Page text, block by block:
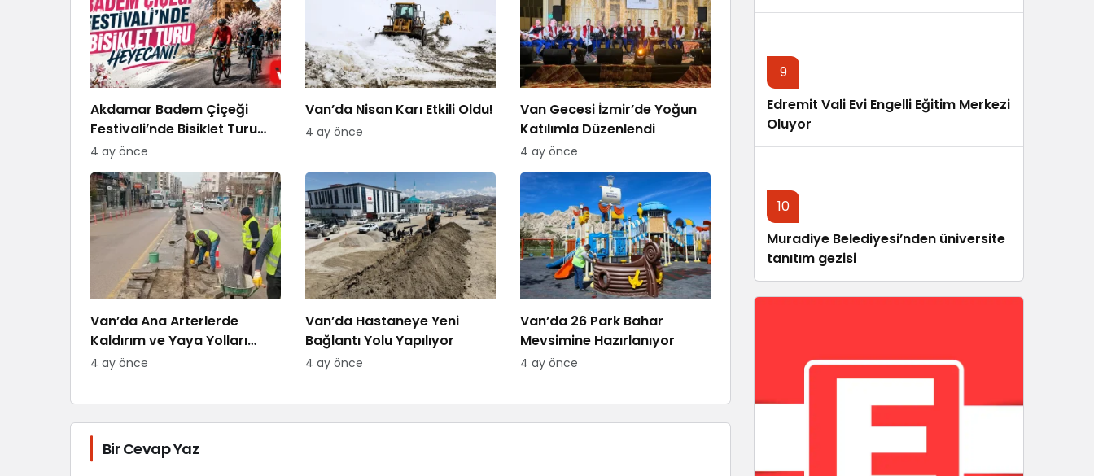
Akdamar Badem Çiçeği
Festivali’nde Bisiklet Turu
Heyecanı
4 ay önce
Van’da Nisan Karı Etkili Oldu!
4 ay önce
Van Gecesi İzmir’de Yoğun
Katılımla Düzenlendi
4 ay önce
Van’da Ana Arterlerde
Kaldırım ve Yaya Yolları
Yenileniyor
4 ay önce
Van’da Hastaneye Yeni
Bağlantı Yolu Yapılıyor
4 ay önce
Van’da 26 Park Bahar
Mevsimine Hazırlanıyor
4 ay önce
Bir Cevap Yaz
9
Edremit Vali Evi Engelli Eğitim Merkezi
Oluyor
10
Muradiye Belediyesi’nden üniversite
tanıtım gezisi